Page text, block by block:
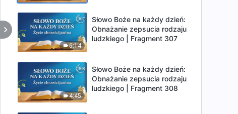
6:14
Słowo Boże na każdy dzień:
Obnażanie zepsucia rodzaju
ludzkiego | Fragment 307
4:45
Słowo Boże na każdy dzień:
Obnażanie zepsucia rodzaju
ludzkiego | Fragment 308